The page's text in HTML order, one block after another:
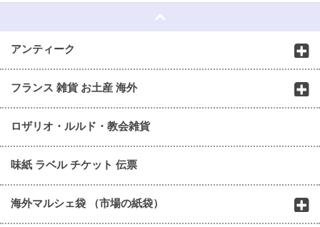
アンティーク
フランス 雑貨 お土産 海外
ロザリオ・ルルド・教会雑貨
味紙 ラベル チケット 伝票
海外マルシェ袋 （市場の紙袋）